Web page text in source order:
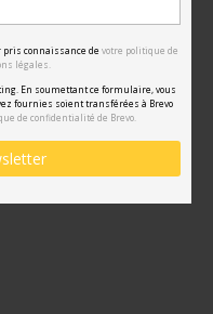
pris connaissance de votre politique de
légales.
En soumettant ce formulaire, vous
fournies soient transférées à Brevo
de confidentialité de Brevo.